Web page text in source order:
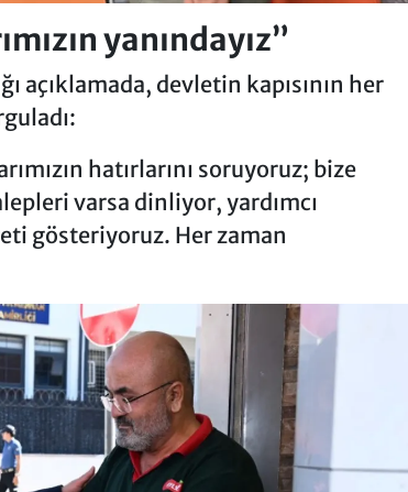
yanındayız”
açıklamada, devletin kapısının her
hatırlarını soruyoruz; bize
varsa dinliyor, yardımcı
gösteriyoruz. Her zaman